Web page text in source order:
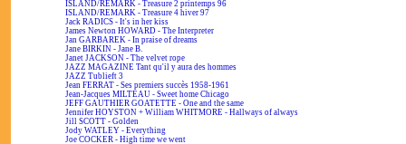
ISLAND/REMARK - Treasure 2 printemps 96
ISLAND/REMARK - Treasure 4 hiver 97
Jack RADICS - It's in her kiss
James Newton HOWARD - The Interpreter
Jan GARBAREK - In praise of dreams
Jane BIRKIN - Jane B.
Janet JACKSON - The velvet rope
JAZZ MAGAZINE Tant qu'il y aura des hommes
JAZZ Tublieft 3
Jean FERRAT - Ses premiers succès 1958-1961
Jean-Jacques MILTEAU - Sweet home Chicago
JEFF GAUTHIER GOATETTE - One and the same
Jennifer HOYSTON + William WHITMORE - Hallways of always
Jill SCOTT - Golden
Jody WATLEY - Everything
Joe COCKER - High time we went